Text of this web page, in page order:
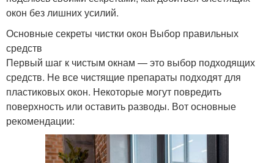
окон без лишних усилий.
Основные секреты чистки окон Выбор правильных
средств
Первый шаг к чистым окнам — это выбор подходящих
средств. Не все чистящие препараты подходят для
пластиковых окон. Некоторые могут повредить
поверхность или оставить разводы. Вот основные
рекомендации: